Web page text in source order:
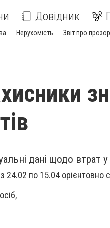
Довідник
Нерухомість Звіт про
дані щодо втрат у
24.02 по 15.04 орієнтовно